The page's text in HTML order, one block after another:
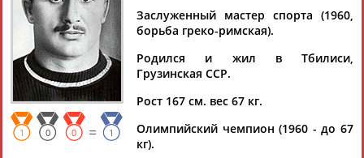
Аслаудин
АБАЕВ
Елена
АБАИМОВА
Мария
АБАКУМОВА
Юлия
АБАЛАКИНА
Дмитрий
Тамилла
АБАСОВА
Рамазан
Ростом
1 0 0 = 1
Заслуженный мастер спорта (1960,
борьба греко-римская).
Родился и жил в Тбилиси,
Грузинская ССР.
Рост 167 см. вес 67 кг.
Олимпийский чемпион (1960 - до 67
кг).